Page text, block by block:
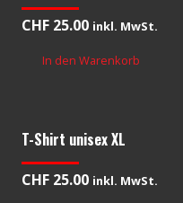
CHF 25.00 inkl. MwSt.
In den Warenkorb
T-Shirt unisex XL
CHF 25.00 inkl. MwSt.